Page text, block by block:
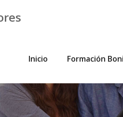
Inicio Formación